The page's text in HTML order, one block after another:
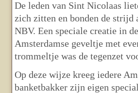
De leden van Sint Nicolaas
zich zitten en bonden de strijd
NBV. Een speciale creatie in
Amsterdamse geveltje met
trommeltje was de tegenzet
Op deze wijze kreeg iedere
banketbakker zijn eigen